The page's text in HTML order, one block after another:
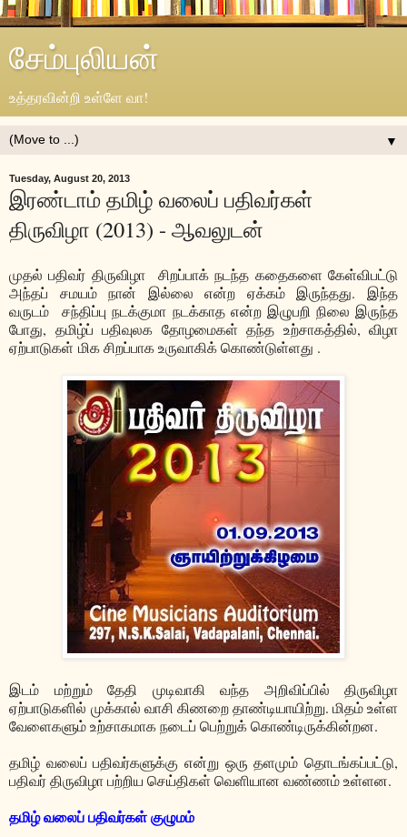
சேம்புலியன்
உத்தரவின்றி உள்ளே வா!
▼
Tuesday, August 20, 2013
இரண்டாம் தமிழ் வலைப் பதிவர்கள்
திருவிழா (2013) - ஆவலுடன்
முதல் பதிவர் திருவிழா சிறப்பாக் நடந்த கதைகளை கேள்விபட்டு
அந்தப் சமயம் நான் இல்லை என்ற ஏக்கம் இருந்தது. இந்த
வருடம் சந்திப்பு நடக்குமா நடக்காத என்ற இழுபறி நிலை இருந்த
போது, தமிழ்ப் பதிவுலக தோழமைகள் தந்த உற்சாகத்தில், விழா
ஏற்பாடுகள் மிக சிறப்பாக உருவாகிக் கொண்டுள்ளது .
இடம் மற்றும் தேதி முடிவாகி வந்த அறிவிப்பில் திருவிழா
ஏற்பாடுகளில் முக்கால் வாசி கிணறை தாண்டியாயிற்று. மிதம் உள்ள
வேளைகளும் உற்சாகமாக நடைப் பெற்றுக் கொண்டிருக்கின்றன.
தமிழ் வலைப் பதிவர்களுக்கு என்று ஒரு தளமும் தொடங்கப்பட்டு,
பதிவர் திருவிழா பற்றிய செய்திகள் வெளியான வண்ணம் உள்ளன.
தமிழ் வலைப் பதிவர்கள் குழுமம்